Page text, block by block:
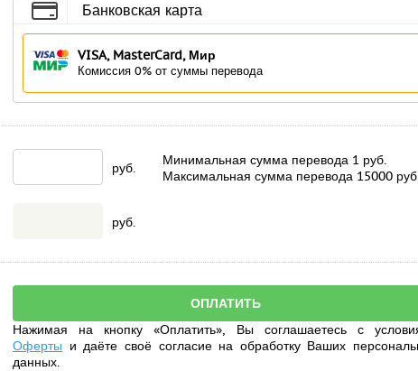
Банковская карта
VISA, MasterCard, Мир
Комиссия 0% от суммы перевода
руб. Минимальная сумма перевода 1 руб.
Максимальная сумма перевода 15000
руб.
Нажимая на кнопку «Оплатить», Вы соглашаетесь с
Оферты и даёте своё согласиена обработку Ваших
данных.